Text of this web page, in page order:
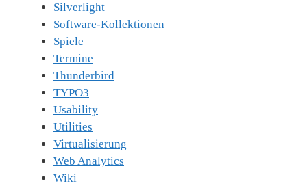
Silverlight
Software-Kollektionen
Spiele
Termine
Thunderbird
TYPO3
Usability
Utilities
Virtualisierung
Web Analytics
Wiki